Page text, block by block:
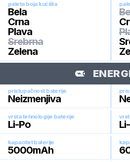
paleta boja kućišta
Bela
Crna
Plava
Srebrna
Zelena
pristupačnost baterije
Neizmenjiva
vrsta tehnologije baterije
Li-Po
kapacitet baterije
5000mAh